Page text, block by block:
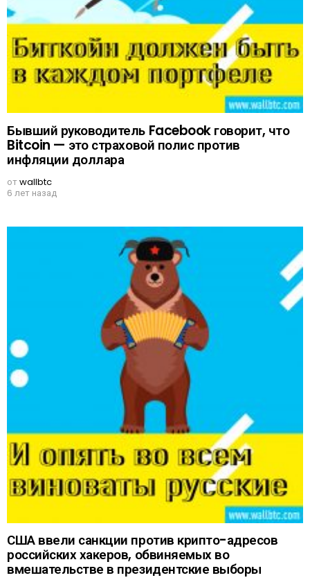
Бывший руководитель Facebook говорит, что
Bitcoin — это страховой полис против
инфляции доллара
отwallbtc
6 лет назад
США ввели санкции против крипто-адресов
российских хакеров, обвиняемых во
вмешательстве в президентские выборы